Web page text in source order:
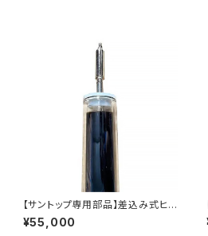
【サントップ専用部品】差込み式ヒ
ートパイプ入りガラス管（6本セッ
ト）
¥55,000